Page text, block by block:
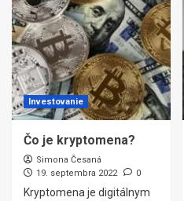
Investovanie
Čo je kryptomena?
Simona Česaná
19. septembra 2022
0
Kryptomena je digitálnym